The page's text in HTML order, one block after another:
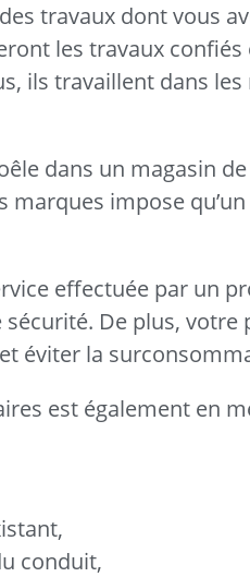
travaux dont vous
les travaux
ils travaillent dans
dans un magasin
marques impose
effectuée par un
De plus,
éviter la
est également en
conduit,